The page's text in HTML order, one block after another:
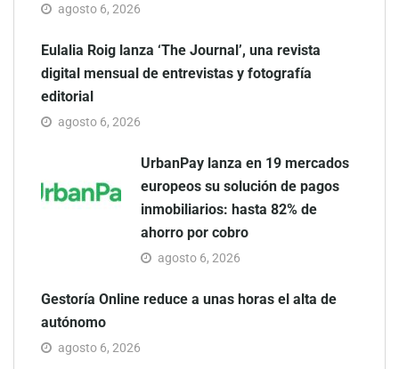
agosto 6, 2026
Eulalia Roig lanza ‘The Journal’, una revista
digital mensual de entrevistas y fotografía
editorial
agosto 6, 2026
UrbanPay lanza en 19 mercados
europeos su solución de pagos
inmobiliarios: hasta 82% de
ahorro por cobro
agosto 6, 2026
Gestoría Online reduce a unas horas el alta de
autónomo
agosto 6, 2026